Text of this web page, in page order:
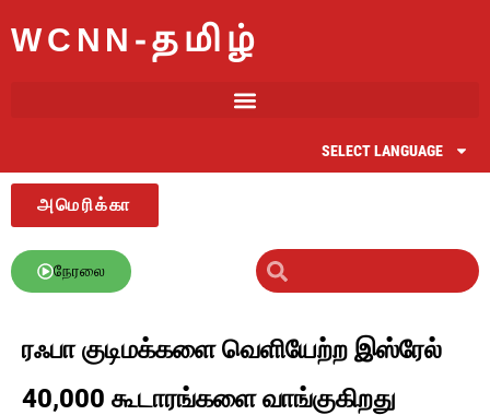
WCNN-தமிழ்
SELECT LANGUAGE
அமெரிக்கா
நேரலை
ரஃபா குடிமக்களை வெளியேற்ற இஸ்ரேல்
40,000 கூடாரங்களை வாங்குகிறது